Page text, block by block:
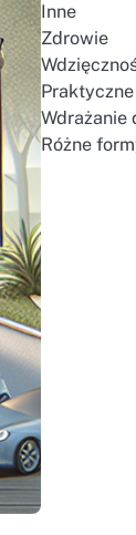
Inne
Zdrowie
Wdrażanie
Różne